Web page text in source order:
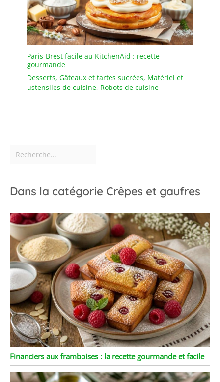
Paris-Brest facile au KitchenAid : recette
gourmande
Desserts, Gâteaux et tartes sucrées, Matériel et
ustensiles de cuisine, Robots de cuisine
Dans la catégorie Crêpes et gaufres
Financiers aux framboises : la recette gourmande et facile